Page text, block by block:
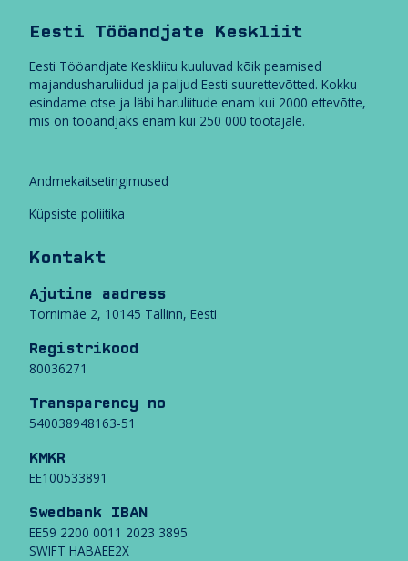
k
u
Eesti Tööandjate Keskliit
Eesti Tööandjate Keskliitu kuuluvad kõik peamised
majandusharuliidud ja paljud Eesti suurettevõtted. Kokku
esindame otse ja läbi haruliitude enam kui 2000 ettevõtte,
mis on tööandjaks enam kui 250 000 töötajale.
Andmekaitsetingimused
Küpsiste poliitika
Kontakt
Ajutine aadress
Tornimäe 2, 10145 Tallinn, Eesti
Registrikood
80036271
Transparency no
540038948163-51
KMKR
EE100533891
Swedbank IBAN
EE59 2200 0011 2023 3895
SWIFT HABAEE2X